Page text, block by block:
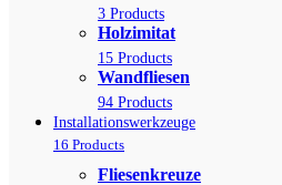
3 Products
Holzimitat
15 Products
Wandfliesen
94 Products
Installationswerkzeuge
16 Products
Fliesenkreuze